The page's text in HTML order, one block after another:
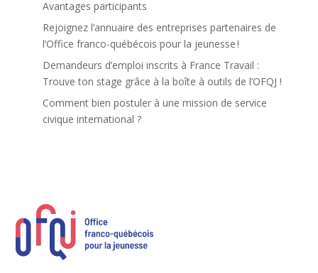
Avantages participants
Rejoignez l’annuaire des entreprises partenaires de
l’Office franco-québécois pour la jeunesse !
Demandeurs d’emploi inscrits à France Travail :
Trouve ton stage grâce à la boîte à outils de l’OFQJ !
Comment bien postuler à une mission de service
civique international ?